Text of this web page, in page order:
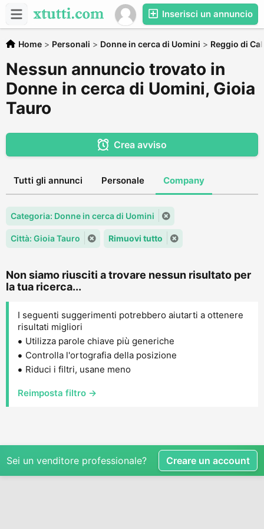
Inserisci un annuncio
Home > Personali > Donne in cerca di Uomini > Reggio di
Nessun annuncio trovato in
Donne in cerca di Uomini, Gioia
Tauro
Crea avviso
Tutti gli annunci Personale Company
Categoria: Donne in cerca di Uomini
Città: Gioia Tauro Rimuovi tutto
Non siamo riusciti a trovare nessun risultato per
la tua ricerca...
I seguenti suggerimenti potrebbero aiutarti a ottenere
risultati migliori
Utilizza parole chiave più generiche
Controlla l'ortografia della posizione
Riduci i filtri, usane meno
Reimposta filtro →
Sei un venditore professionale? Creare un account